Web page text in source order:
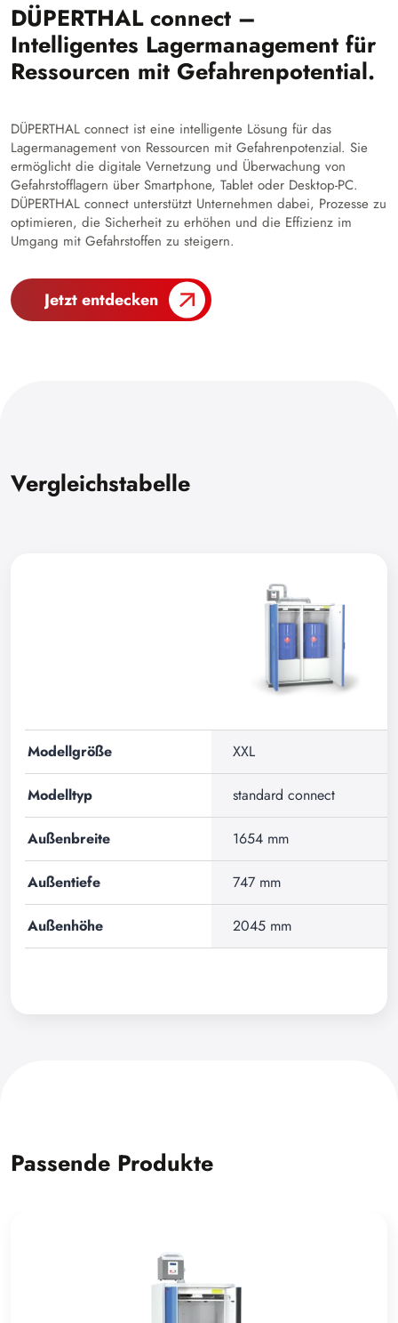
DÜPERTHAL connect –
Intelligentes Lagermanagement für
Ressourcen mit Gefahrenpotential.
DÜPERTHAL connect ist eine intelligente Lösung für das
Lagermanagement von Ressourcen mit Gefahrenpotenzial. Sie
ermöglicht die digitale Vernetzung und Überwachung von
Gefahrstofflagern über Smartphone, Tablet oder Desktop-PC.
DÜPERTHAL connect unterstützt Unternehmen dabei, Prozesse zu
optimieren, die Sicherheit zu erhöhen und die Effizienz im
Umgang mit Gefahrstoffen zu steigern.
Jetzt entdecken
Vergleichstabelle
Modellgröße XXL
Modelltyp standard connect
Außenbreite 1654 mm
Außentiefe 747 mm
Außenhöhe 2045 mm
Passende Produkte